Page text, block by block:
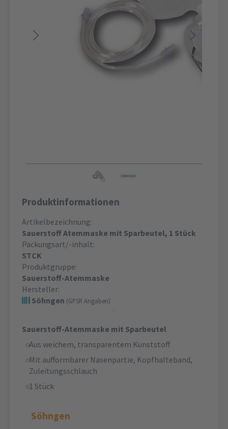
Produktinformationen
Artikelbezeichnung:
Sauerstoff Atemmaske mit Sparbeutel, 1 Stück
Packungsart/-inhalt:
STCK
Produktgruppe:
Sauerstoff-Atemmaske
Hersteller:
Söhngen (GPSR Angaben)
Sauerstoff-Atemmaske mit Sparbeutel
Aus weichem, transparentem Kunststoff
Mit aufformbarer Nasenpartie, Kopfhalteband,
Zuleitungsschlauch
1 Stück
Söhngen